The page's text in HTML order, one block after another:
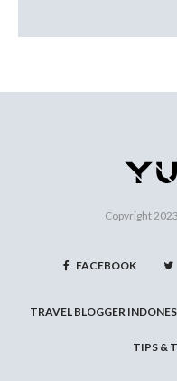
Copyright 2023
FACEBOOK
TRAVEL BLOGGER
TIPS &